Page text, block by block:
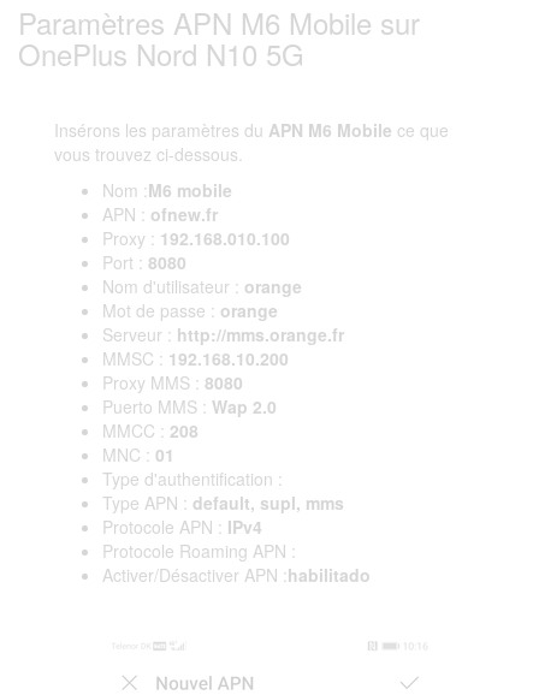
Paramètres APN M6 Mobile sur
OnePlus Nord N10 5G
Insérons les paramètres du APN M6 Mobile ce que
vous trouvez ci-dessous.
Nom :M6 mobile
APN : ofnew.fr
Proxy : 192.168.010.100
Port : 8080
Nom d'utilisateur : orange
Mot de passe : orange
Serveur : http://mms.orange.fr
MMSC : 192.168.10.200
Proxy MMS : 8080
Puerto MMS : Wap 2.0
MMCC : 208
MNC : 01
Type d'authentification :
Type APN : default, supl, mms
Protocole APN : IPv4
Protocole Roaming APN :
Activer/Désactiver APN :habilitado